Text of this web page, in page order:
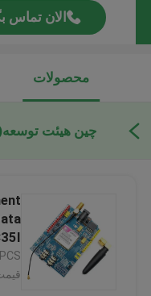
الان تماس
محصولات
چین هیئت توسعه